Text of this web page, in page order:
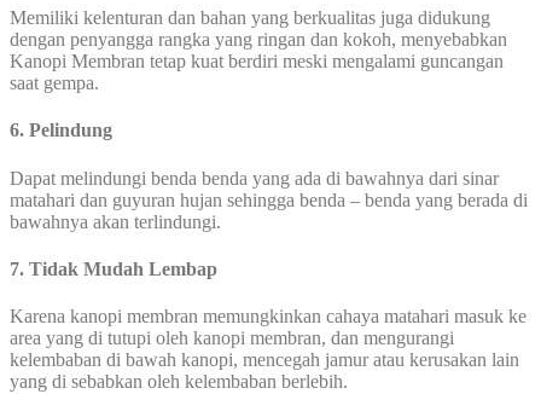
Memiliki kelenturan dan bahan yang berkualitas juga didukung
dengan penyangga rangka yang ringan dan kokoh, menyebabkan
Kanopi Membran tetap kuat berdiri meski mengalami guncangan
saat gempa.
6. Pelindung
Dapat melindungi benda benda yang ada di bawahnya dari sinar
matahari dan guyuran hujan sehingga benda – benda yang berada di
bawahnya akan terlindungi.
7. Tidak Mudah Lembap
Karena kanopi membran memungkinkan cahaya matahari masuk ke
area yang di tutupi oleh kanopi membran, dan mengurangi
kelembaban di bawah kanopi, mencegah jamur atau kerusakan lain
yang di sebabkan oleh kelembaban berlebih.